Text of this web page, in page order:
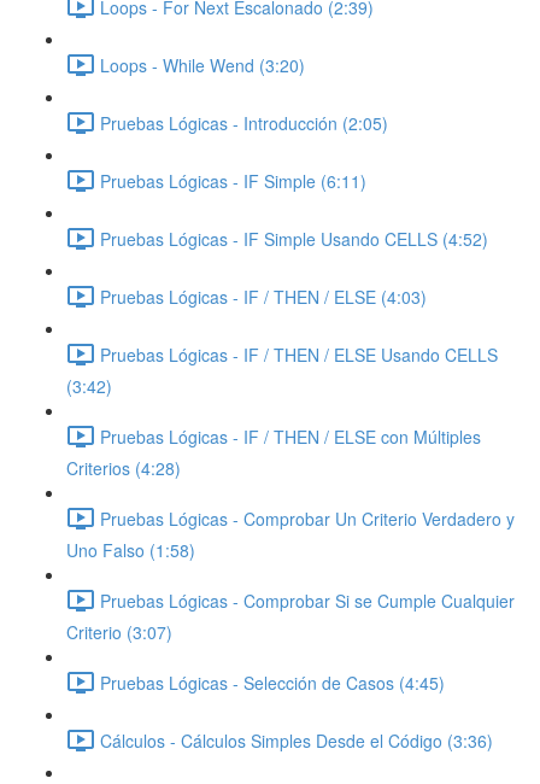
Loops - For Next Escalonado (2:39)
Loops - While Wend (3:20)
Pruebas Lógicas - Introducción (2:05)
Pruebas Lógicas - IF Simple (6:11)
Pruebas Lógicas - IF Simple Usando CELLS (4:52)
Pruebas Lógicas - IF / THEN / ELSE (4:03)
Pruebas Lógicas - IF / THEN / ELSE Usando CELLS
(3:42)
Pruebas Lógicas - IF / THEN / ELSE con Múltiples
Criterios (4:28)
Pruebas Lógicas - Comprobar Un Criterio Verdadero y
Uno Falso (1:58)
Pruebas Lógicas - Comprobar Si se Cumple Cualquier
Criterio (3:07)
Pruebas Lógicas - Selección de Casos (4:45)
Cálculos - Cálculos Simples Desde el Código (3:36)